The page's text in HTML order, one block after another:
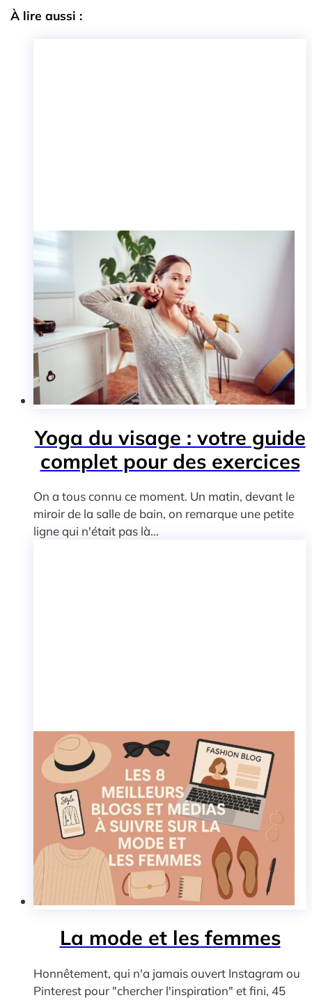
À lire aussi :
Yoga du visage : votre guide
complet pour des exercices
On a tous connu ce moment. Un matin, devant le
miroir de la salle de bain, on remarque une petite
ligne qui n'était pas là...
La mode et les femmes
Honnêtement, qui n'a jamais ouvert Instagram ou
Pinterest pour "chercher l'inspiration" et fini, 45